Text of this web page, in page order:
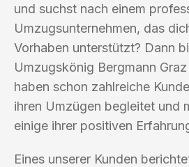
und suchst nach einem
Umzugsunternehmen, das
Vorhaben unterstützt? Dann
Umzugskönig Bergmann
haben schon zahlreiche
ihren Umzügen begleitet und
einige ihrer positiven
Eines unserer Kunden